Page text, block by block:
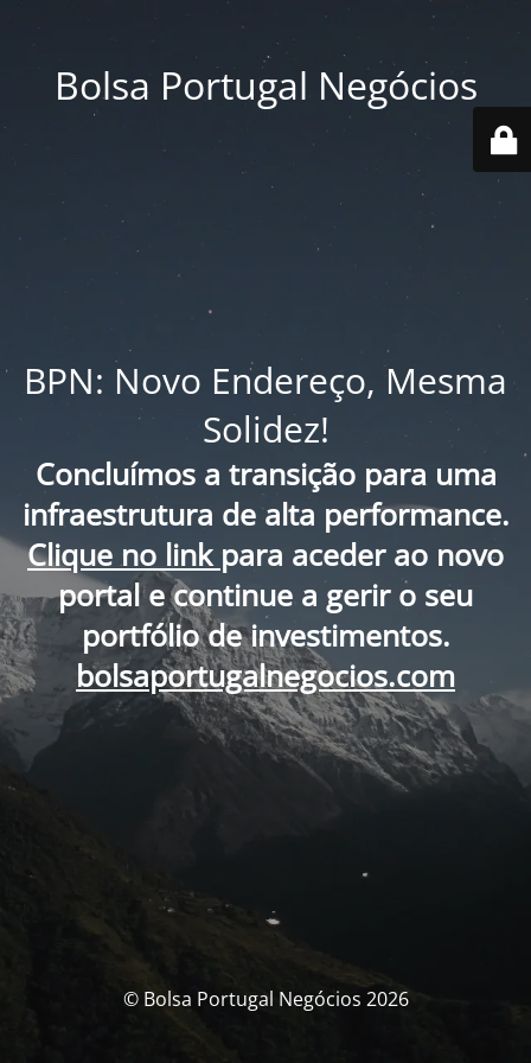
Bolsa Portugal Negócios
BPN: Novo Endereço, Mesma
Solidez!
Concluímos a transição para uma
infraestrutura de alta performance.
Clique no link para aceder ao novo
portal e continue a gerir o seu
portfólio de investimentos.
bolsaportugalnegocios.com
© Bolsa Portugal Negócios 2026